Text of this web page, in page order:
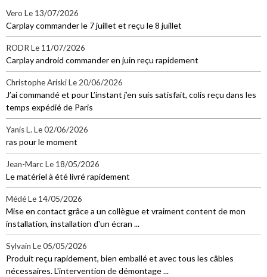
Vero Le 13/07/2026
Carplay commander le 7 juillet et reçu le 8 juillet
RODR Le 11/07/2026
Carplay android commander en juin reçu rapidement
Christophe AriskiLe 20/06/2026
J’ai commandé et pour L’instant j’en suis satisfait, colis reçu dans les
temps expédié de Paris
Yanis L. Le 02/06/2026
ras pour le moment
Jean-Marc Le 18/05/2026
Le matériel à été livré rapidement
MédéLe 14/05/2026
Mise en contact grâce a un collègue et vraiment content de mon
installation, installation d'un écran ...
Sylvain Le 05/05/2026
Produit reçu rapidement, bien emballé et avec tous les câbles
nécessaires. L'intervention de démontage ...